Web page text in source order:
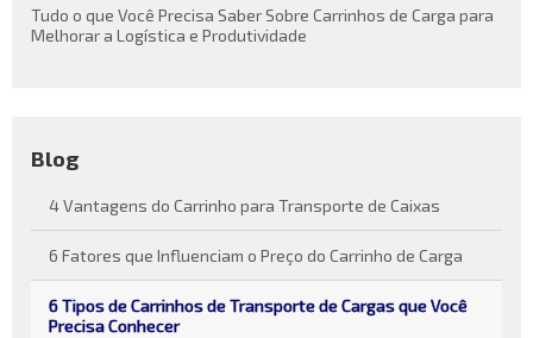
Tudo o que Você Precisa Saber Sobre Carrinhos de Carga para
Melhorar a Logística e Produtividade
Blog
4 Vantagens do Carrinho para Transporte de Caixas
6 Fatores que Influenciam o Preço do Carrinho de Carga
6 Tipos de Carrinhos de Transporte de Cargas que Você
Precisa Conhecer